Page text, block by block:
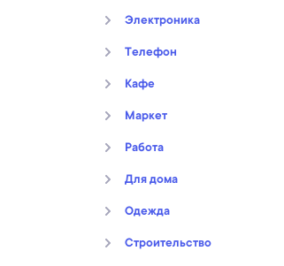
Электроника
Телефон
Кафе
Маркет
Работа
Для дома
Oдежда
Строительство